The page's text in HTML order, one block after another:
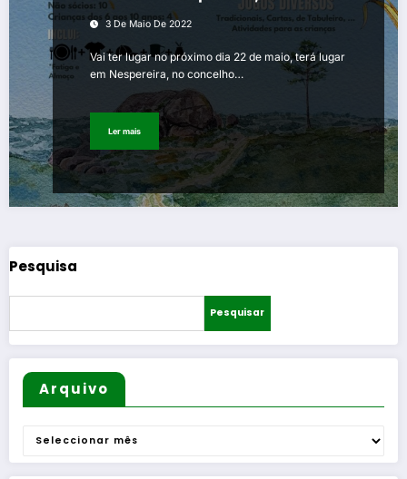
3 De Maio De 2022
Vai ter lugar no próximo dia 22 de maio, terá lugar
em Nespereira, no concelho…
Ler mais
Pesquisa
Pesquisar
Arquivo
Arquivo